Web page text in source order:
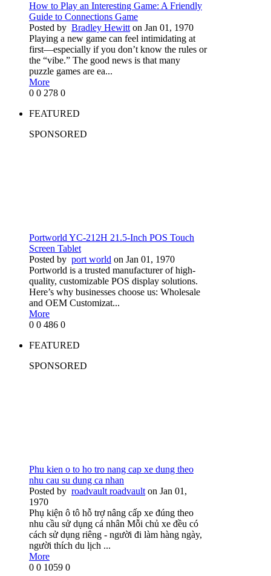
How to Play an Interesting Game: A Friendly
Guide to Connections Game
Posted by Bradley Hewitt on Jan 01, 1970
Playing a new game can feel intimidating at
first—especially if you don’t know the rules or
the “vibe.” The good news is that many
puzzle games are ea...
More
0 0 278 0
FEATURED
SPONSORED
Portworld YC-212H 21.5-Inch POS Touch
Screen Tablet
Posted by port world on Jan 01, 1970
Portworld is a trusted manufacturer of high-
quality, customizable POS display solutions.
Here’s why businesses choose us: Wholesale
and OEM Customizat...
More
0 0 486 0
FEATURED
SPONSORED
Phu kien o to ho tro nang cap xe dung theo
nhu cau su dung ca nhan
Posted by roadvault roadvault on Jan 01,
1970
Phụ kiện ô tô hỗ trợ nâng cấp xe đúng theo
nhu cầu sử dụng cá nhân Mỗi chủ xe đều có
cách sử dụng riêng - người đi làm hàng ngày,
người thích du lịch ...
More
0 0 1059 0